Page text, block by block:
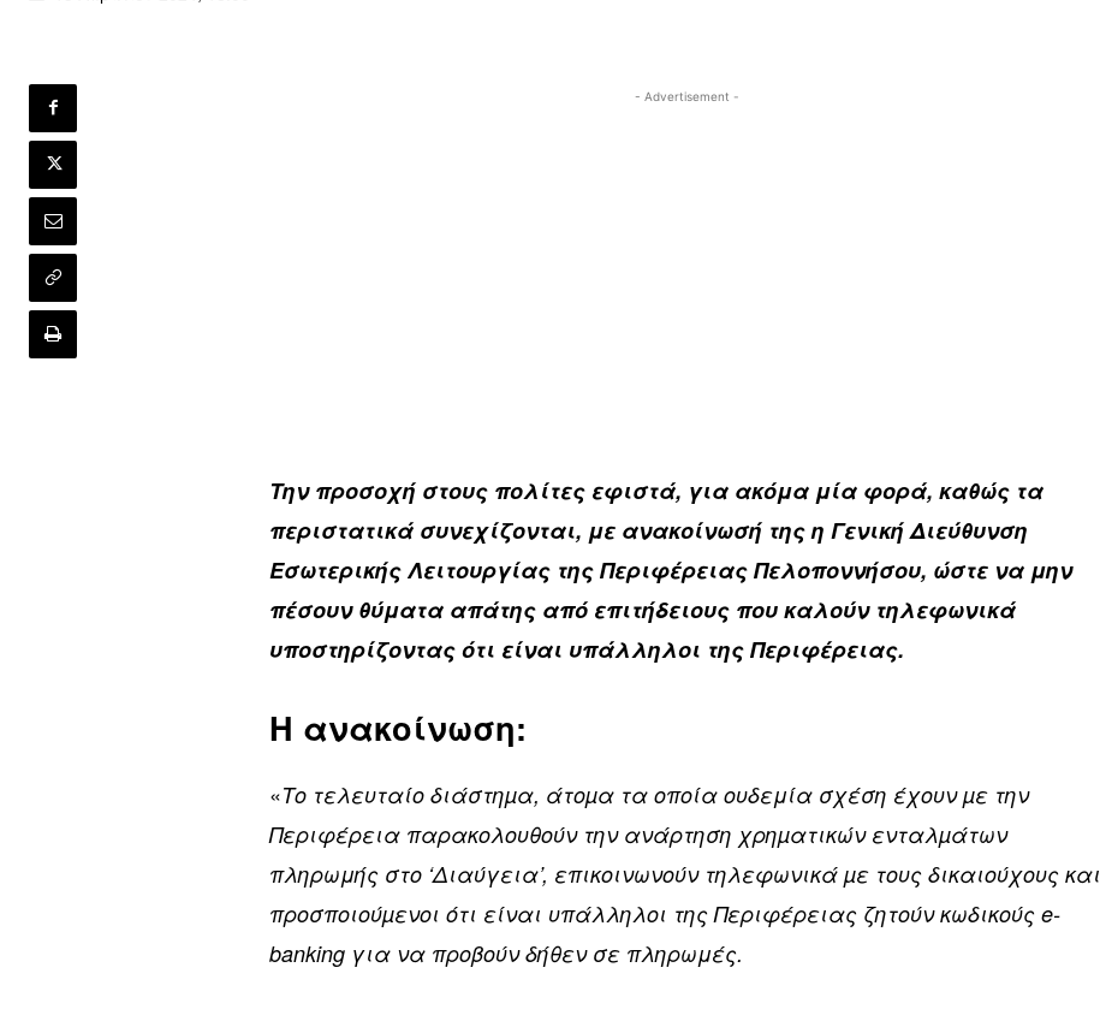
- Advertisement -
Την προσοχή στους πολίτες εφιστά, για ακόμα μία φορά, καθώς τα
περιστατικά συνεχίζονται, με ανακοίνωσή της η Γενική Διεύθυνση
Εσωτερικής Λειτουργίας της Περιφέρειας Πελοποννήσου, ώστε να μην
πέσουν θύματα απάτης από επιτήδειους που καλούν τηλεφωνικά
υποστηρίζοντας ότι είναι υπάλληλοι της Περιφέρειας.
Η ανακοίνωση:
«Το τελευταίο διάστηµα, άτοµα τα οποία ουδεμία σχέση έχουν µε την
Περιφέρεια παρακολουθούν την ανάρτηση χρηµατικών ενταλµάτων
πληρωμής στο ‘Διαύγεια’, επικοινωνούν τηλεφωνικά µε τους δικαιούχους και
προσποιούµενοι ότι είναι υπάλληλοι της Περιφέρειας ζητούν κωδικούς e-
banking για να προβούν δήθεν σε πληρωμές.